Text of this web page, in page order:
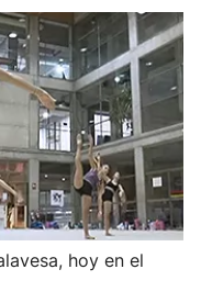
hoy en el